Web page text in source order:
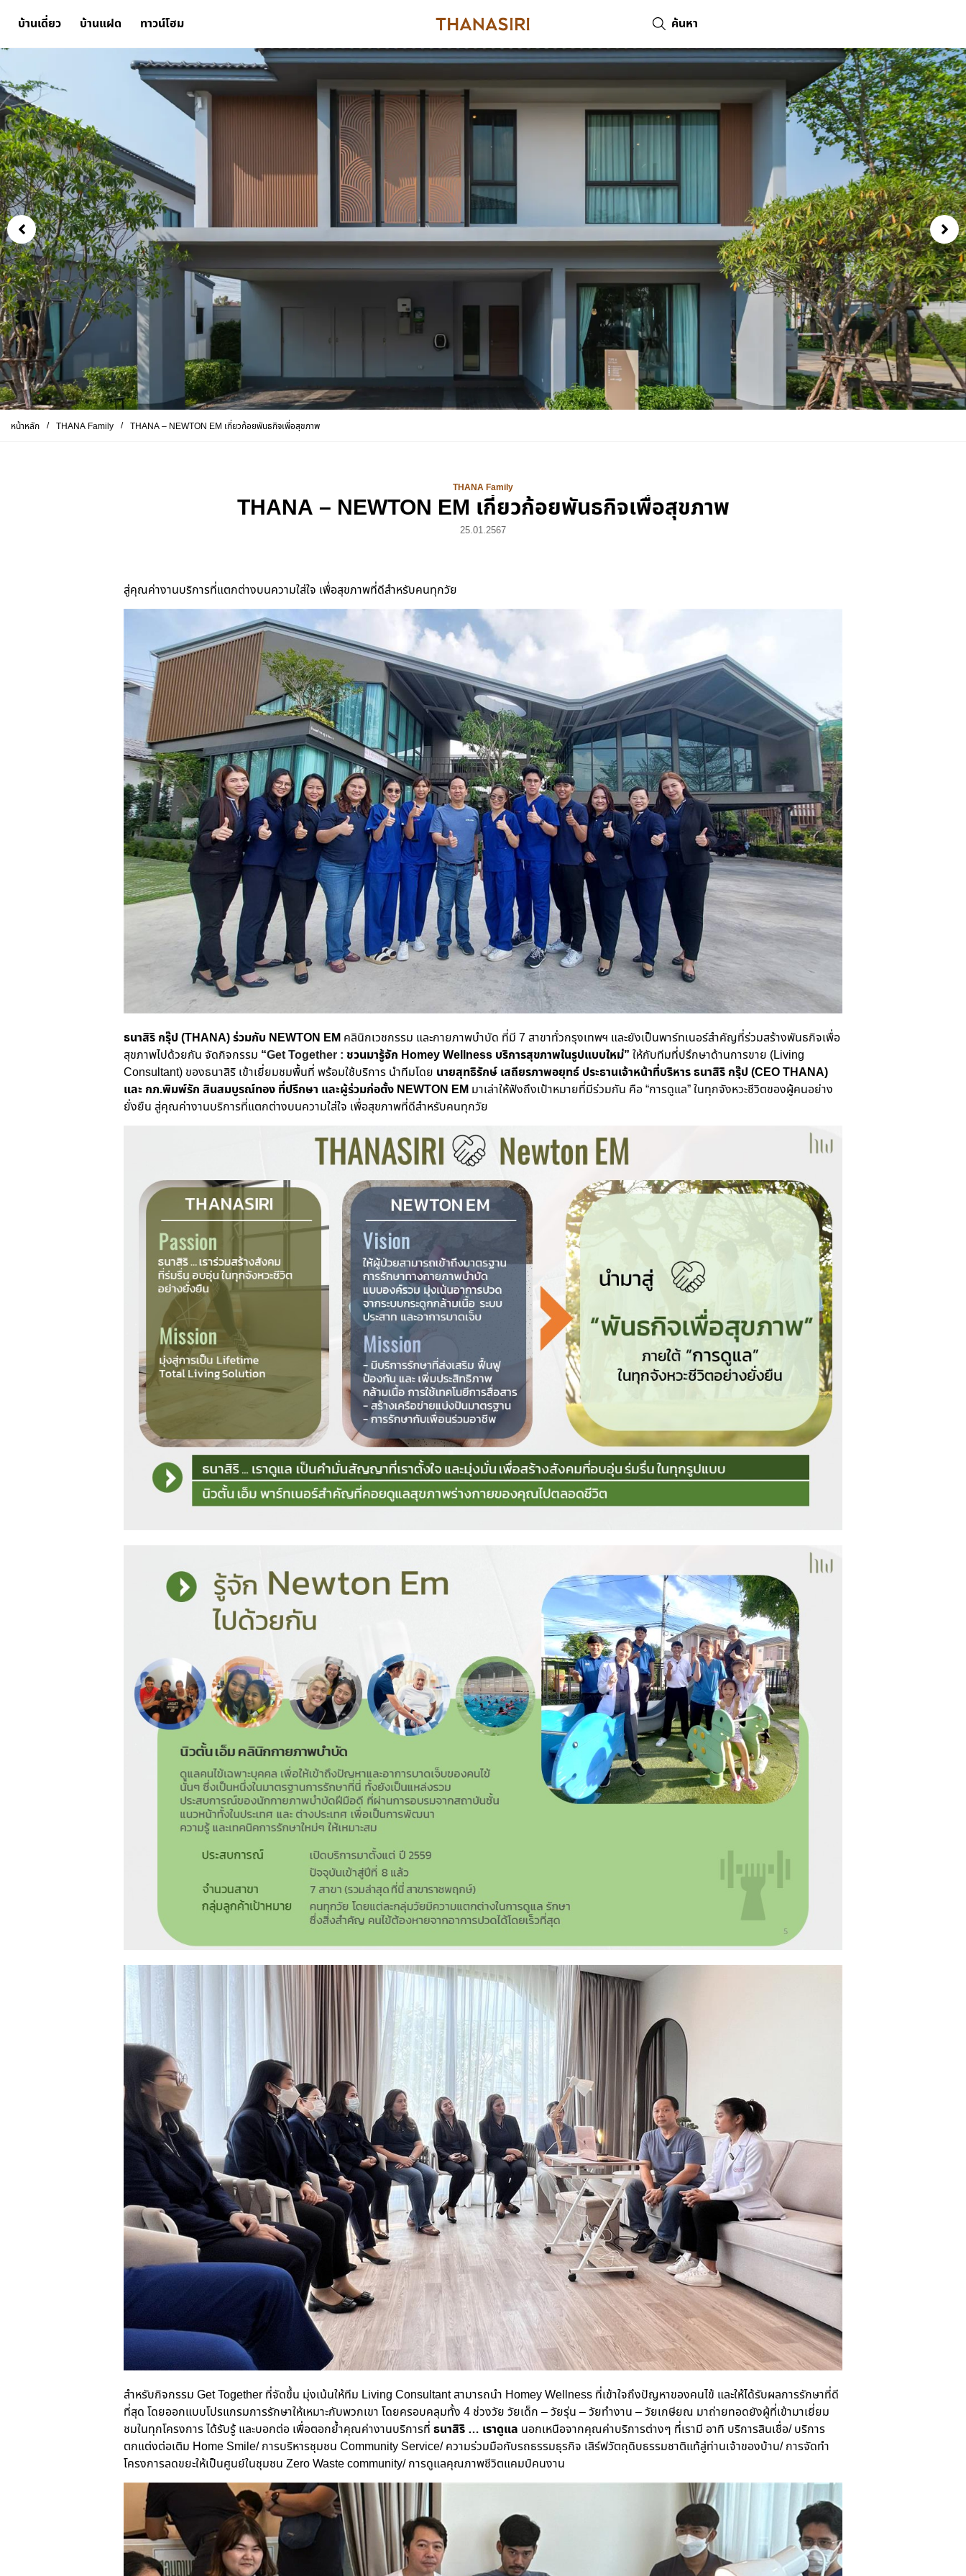
บ้านเดี่ยว บ้านแฝด ทาวน์โฮม ค้นหา
หน้าหลัก / THANA Family / THANA – NEWTON EM เกี่ยวก้อยพันธกิจเพื่อสุขภาพ
THANA Family
THANA – NEWTON EM เกี่ยวก้อยพันธกิจเพื่อสุขภาพ
25.01.2567
สู่คุณค่างานบริการที่แตกต่างบนความใส่ใจ เพื่อสุขภาพที่ดีสำหรับคนทุกวัย
ธนาสิริ กรุ๊ป (THANA) ร่วมกับ NEWTON EM คลินิกเวชกรรม และกายภาพบำบัด ที่มี 7 สาขาทั่วกรุงเทพฯ และยังเป็นพาร์ทเนอร์สำคัญที่ร่วมสร้างพันธกิจเพื่อ
สุขภาพไปด้วยกัน จัดกิจกรรม “Get Together : ชวนมารู้จัก Homey Wellness บริการสุขภาพในรูปแบบใหม่” ให้กับทีมที่ปรึกษาด้านการขาย (Living
Consultant) ของธนาสิริ เข้าเยี่ยมชมพื้นที่ พร้อมใช้บริการ นำทีมโดย นายสุทธิรักษ์ เสถียรภาพอยุทธ์ ประธานเจ้าหน้าที่บริหาร ธนาสิริ กรุ๊ป (CEO THANA)
และ กภ.พิมพ์รัก สินสมบูรณ์ทอง ที่ปรึกษา และผู้ร่วมก่อตั้ง NEWTON EM มาเล่าให้ฟังถึงเป้าหมายที่มีร่วมกัน คือ “การดูแล” ในทุกจังหวะชีวิตของผู้คนอย่าง
ยั่งยืน สู่คุณค่างานบริการที่แตกต่างบนความใส่ใจ เพื่อสุขภาพที่ดีสำหรับคนทุกวัย
สำหรับกิจกรรม Get Together ที่จัดขึ้น มุ่งเน้นให้ทีม Living Consultantสามารถนำ Homey Wellness ที่เข้าใจถึงปัญหาของคนไข้ และให้ได้รับผลการรักษาที่ดี
ที่สุด โดยออกแบบโปรแกรมการรักษาให้เหมาะกับพวกเขา โดยครอบคลุมทั้ง 4 ช่วงวัย วัยเด็ก – วัยรุ่น – วัยทำงาน – วัยเกษียณ มาถ่ายทอดยังผู้ที่เข้ามาเยี่ยม
ชมในทุกโครงการ ได้รับรู้ และบอกต่อ เพื่อตอกย้ำคุณค่างานบริการที่ ธนาสิริ … เราดูแล นอกเหนือจากคุณค่าบริการต่างๆ ที่เรามี อาทิ บริการสินเชื่อ/ บริการ
ตกแต่งต่อเติม Home Smile/ การบริหารชุมชน Community Service/ ความร่วมมือกับรถธรรมธุรกิจ เสิร์ฟวัตถุดิบธรรมชาติแท้สู่ท่านเจ้าของบ้าน/ การจัดทำ
โครงการลดขยะให้เป็นศูนย์ในชุมชน Zero Waste community/ การดูแลคุณภาพชีวิตแคมป์คนงาน